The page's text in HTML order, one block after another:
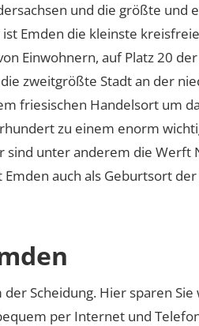
und die größte und
Emden die kleinste
Einwohnern, auf Platz 20
zweitgrößte Stadt an der
friesischen Handelsort um
zu einem enorm
sind unter anderem die Werft
auch als Geburtsort
Scheidung. Hier sparen
per Internet und